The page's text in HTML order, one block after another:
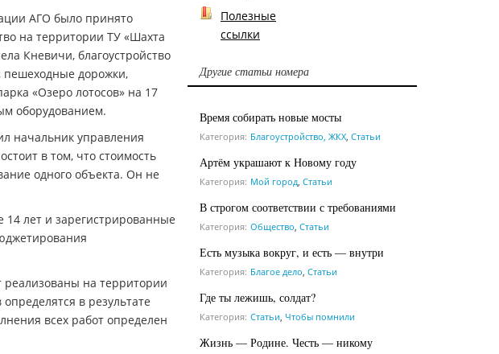
АГО было принято
на территории ТУ «Шахта
Кневичи, благоустройство
пешеходные дорожки,
«Озеро лотосов» на 17
оборудованием.
начальник управления
в том, что стоимость
одного объекта. Он не
14 лет и зарегистрированные
реализованы на территории
в результате
всех работ определен
Полезные
ссылки
Другие статьи номера
Время собирать новые мосты
Категория: Благоустройство, ЖКХ Статьи
Артём украшают к Новому году
Категория: Мой город Статьи
В строгом соответствии с требованиями
Категория: Общество Статьи
Есть музыка вокруг, и есть — внутри
Категория: Благое дело Статьи
Где ты лежишь, солдат?
Категория: Статьи Чтобы помнили
Жизнь — Родине. Честь — никому